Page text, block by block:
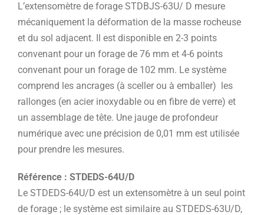
L’extensomètre de forage STDBJS-63U/ D mesure
mécaniquement la déformation de la masse rocheuse
et du sol adjacent. Il est disponible en 2-3 points
convenant pour un forage de 76 mm et 4-6 points
convenant pour un forage de 102 mm. Le système
comprend les ancrages (à sceller ou à emballer) les
rallonges (en acier inoxydable ou en fibre de verre) et
un assemblage de tête. Une jauge de profondeur
numérique avec une précision de 0,01 mm est utilisée
pour prendre les mesures.
Référence : STDEDS-64U/D
Le STDEDS-64U/D est un extensomètre à un seul point
de forage ; le système est similaire au STDEDS-63U/D,